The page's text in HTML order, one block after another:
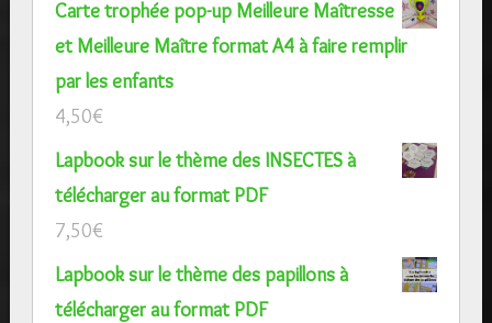
Carte trophée pop-up Meilleure Maîtresse
et Meilleure Maître format A4 à faire remplir
par les enfants
4,50€
Lapbook sur le thème des INSECTES à
télécharger au format PDF
7,50€
Lapbook sur le thème des papillons à
télécharger au format PDF